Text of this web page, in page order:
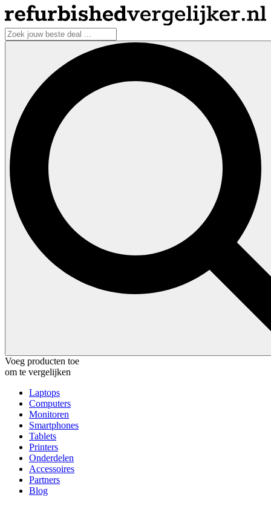
Voeg producten toe
om te vergelijken
Laptops
Computers
Monitoren
Smartphones
Tablets
Printers
Onderdelen
Accessoires
Partners
Blog